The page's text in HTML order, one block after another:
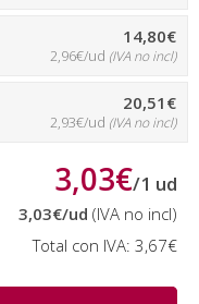
14,80€
2,96€/ud (IVA no incl)
20,51€
2,93€/ud (IVA no incl)
3,03€/1 ud
3,03€/ud (IVA no incl)
Total con IVA: 3,67€